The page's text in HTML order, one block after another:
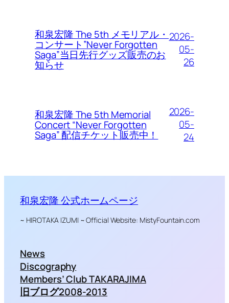
和泉宏隆 The 5th メモリアル・
コンサート”Never Forgotten
Saga”当日先行グッズ販売のお
知らせ
2026-
05-
26
和泉宏隆 The 5th Memorial
Concert “Never Forgotten
Saga” 配信チケット販売中！
2026-
05-
24
和泉宏隆 公式ホームページ
~ HIROTAKA IZUMI ~ Official Website: MistyFountain.com
News
Discography
Members’ Club TAKARAJIMA
旧ブログ2008-2013